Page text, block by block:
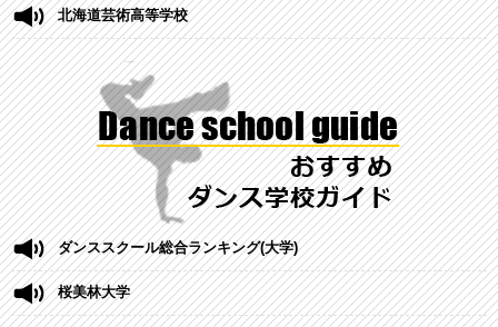
北海道芸術高等学校
ダンススクール総合ランキング(大学)
桜美林大学